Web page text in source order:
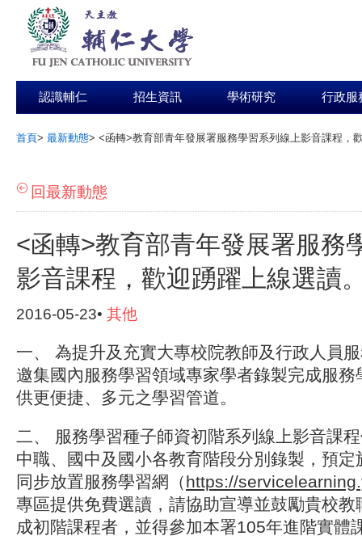
認識輔仁 招生資訊 學術研究 行政服
首頁> 最新動態> <函轉>教育部青年發展署服務學習系列線上影音課程，
回最新動態
<函轉>教育部青年發展署服務
影音課程，歡迎踴躍上線選讀
2016-05-23• 其他
一、 為提升及充實大專校院教師及行政人員
邀集國內服務學習領域專家學者錄製完成服務
供更便捷、多元之學習管道。
二、 服務學習種子師資初階系列線上影音課
中職、國中及國小各教育階段分別錄製，預
同步放置服務學習網（https://
專區提供免費選讀，請協助宣導並鼓勵貴校教
成初階課程者，並得參加本署105年進階實體